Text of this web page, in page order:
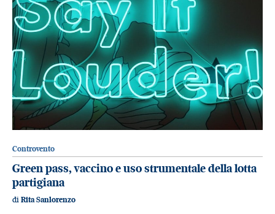
Controvento
Green pass, vaccino e uso strumentale della lotta
partigiana
di Rita Sanlorenzo